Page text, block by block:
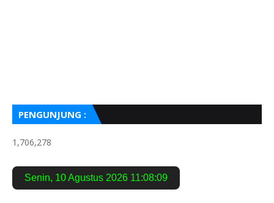
PENGUNJUNG :
1,706,278
Senin, 10 Agustus 2026 11:08:10